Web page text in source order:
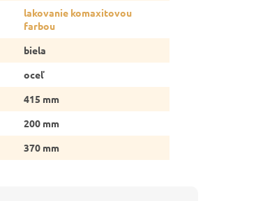
lakovanie komaxitovou
farbou
biela
oceľ
415 mm
200 mm
370 mm